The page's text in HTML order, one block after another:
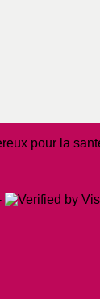
pour la